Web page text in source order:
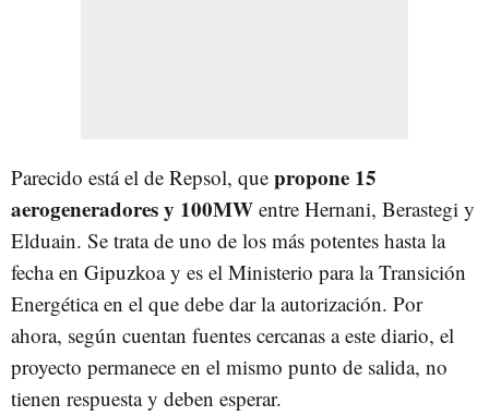
Parecido está el de Repsol, que propone 15
aerogeneradores y 100MW entre Hernani, Berastegi y
Elduain. Se trata de uno de los más potentes hasta la
fecha en Gipuzkoa y es el Ministerio para la Transición
Energética en el que debe dar la autorización. Por
ahora, según cuentan fuentes cercanas a este diario, el
proyecto permanece en el mismo punto de salida, no
tienen respuesta y deben esperar.